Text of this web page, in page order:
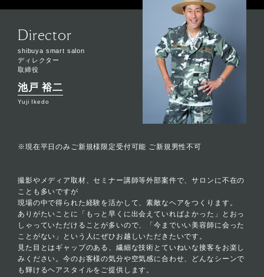
Director
shibuya smart salon
ディレクター
取締役
池戸 裕二
Yuji Ikedo
※現在平日のみご新規様限定受付可能 ご新規男性不可
撮影やメディア取材、セミナー講師等外部案件で、サロンに不在の
ことも多いですが
現場の中で得られた経験を活かして、素敵なヘアをつくります。
ありがたいことに「もっと早くに出会えていればよかった」とおっ
しゃっていただけることが多いので、「今までいい美容師に会った
ことがない」という人にぜひお越しいただきたいです。
見た目とはギャップのある、繊細な技術とていねいな接客をお楽し
みください。今のお客様の気分や空気感に合わせ、どんなシーンで
も輝けるヘアスタイルをご提供します。